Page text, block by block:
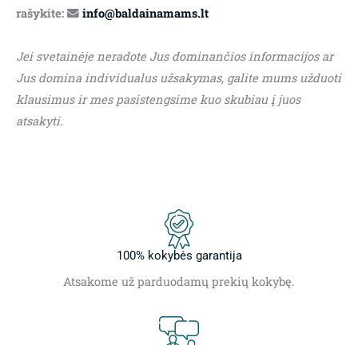
rašykite:
info@baldainamams.lt
Jei svetainėje neradote Jus dominančios informacijos ar
Jus domina individualus užsakymas, galite mums užduoti
klausimus ir mes pasistengsime kuo skubiau į juos
atsakyti.
100% kokybės garantija
Atsakome už parduodamų prekių kokybę.